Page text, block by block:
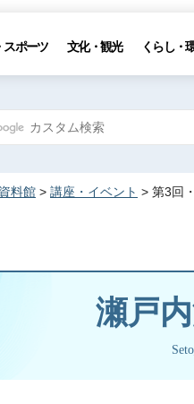
スポーツ 文化・観光 くらし・
料館 > 講座・イベント > 第3回
瀬戸